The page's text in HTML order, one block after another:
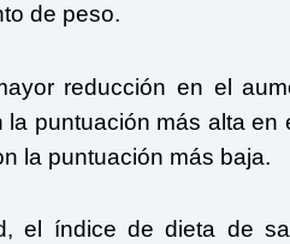
de peso.
reducción en el
la puntuación más alta
la puntuación más baja.
el índice de dieta de